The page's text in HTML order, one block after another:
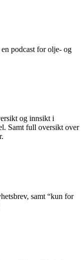
podcast for olje- og
og innsikt i
Samt full oversikt over
samt “kun for